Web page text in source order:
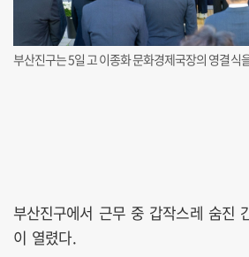
부산진구는 5일 고 이종화 문화경제국장의 영결식
부산진구에서 근무 중 갑작스레 숨진
이 열렸다.